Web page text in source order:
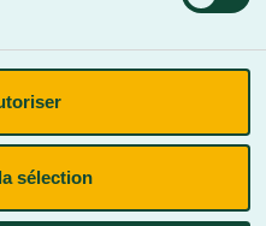
sélection
fibre
projet en tête
d’explorer le